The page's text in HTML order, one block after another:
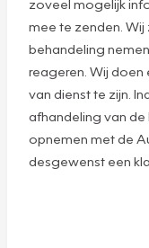
zoveel mogelijk
mee te zenden. Wij
behandeling
reageren. Wij
van dienst te zijn.
afhandeling van de
opnemen met de
desgewenst een